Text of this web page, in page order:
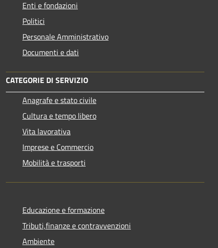
Enti e fondazioni
Politici
Personale Amministrativo
Documenti e dati
CATEGORIE DI SERVIZIO
Anagrafe e stato civile
Cultura e tempo libero
Vita lavorativa
Imprese e Commercio
Mobilità e trasporti
Educazione e formazione
Tributi,finanze e contravvenzioni
Ambiente